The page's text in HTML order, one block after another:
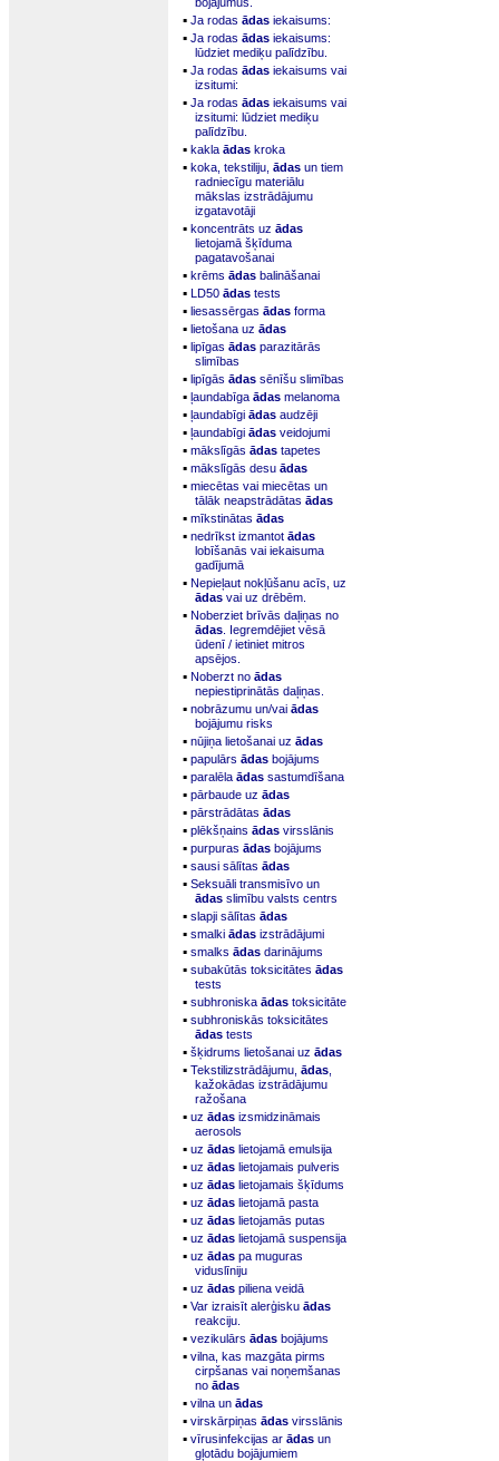
▪ Ja rodas ādas iekaisums:
▪ Ja rodas ādas iekaisums:
lūdziet mediķu palīdzību.
▪ Ja rodas ādas iekaisums vai
izsitumi:
▪ Ja rodas ādas iekaisums vai
izsitumi: lūdziet mediķu
palīdzību.
▪ kakla ādas kroka
▪ koka, tekstiliju, ādas un tiem
radniecīgu materiālu
mākslas izstrādājumu
izgatavotāji
▪ koncentrāts uz ādas
lietojamā šķīduma
pagatavošanai
▪ krēms ādas balināšanai
▪ LD50 ādas tests
▪ liesassērgas ādas forma
▪ lietošana uz ādas
▪ lipīgas ādas parazitārās
slimības
▪ lipīgās ādas sēnīšu slimības
▪ ļaundabīga ādas melanoma
▪ ļaundabīgi ādas audzēji
▪ ļaundabīgi ādas veidojumi
▪ mākslīgās ādas tapetes
▪ mākslīgās desu ādas
▪ miecētas vai miecētas un
tālāk neapstrādātas ādas
▪ mīkstinātas ādas
▪ nedrīkst izmantot ādas
lobīšanās vai iekaisuma
gadījumā
▪ Nepieļaut nokļūšanu acīs, uz
ādas vai uz drēbēm.
▪ Noberziet brīvās daļiņas no
ādas . Iegremdējiet vēsā
ūdenī / ietiniet mitros
apsējos.
▪ Noberzt no ādas
nepiestiprinātās daļiņas.
▪ nobrāzumu un/vai ādas
bojājumu risks
▪ nūjiņa lietošanai uz ādas
▪ papulārs ādas bojājums
▪ paralēla ādas sastumdīšana
▪ pārbaude uz ādas
▪ pārstrādātas ādas
▪ plēkšņains ādas virsslānis
▪ purpuras ādas bojājums
▪ sausi sālītas ādas
▪ Seksuāli transmisīvo un
ādas slimību valsts centrs
▪ slapji sālītas ādas
▪ smalki ādas izstrādājumi
▪ smalks ādas darinājums
▪ subakūtās toksicitātes ādas
tests
▪ subhroniska ādas toksicitāte
▪ subhroniskās toksicitātes
ādas tests
▪ šķidrums lietošanai uz ādas
▪ Tekstilizstrādājumu, ādas
kažokādas izstrādājumu
ražošana
▪ uz ādas izsmidzināmais
aerosols
▪ uz ādas lietojamā emulsija
▪ uz ādas lietojamais pulveris
▪ uz ādas lietojamais šķīdums
▪ uz ādas lietojamā pasta
▪ uz ādas lietojamās putas
▪ uz ādas lietojamā suspensija
▪ uz ādas pa muguras
viduslīniju
▪ uz ādas piliena veidā
▪ Var izraisīt alerģisku ādas
reakciju.
▪ vezikulārs ādas bojājums
▪ vilna, kas mazgāta pirms
cirpšanas vai noņemšanas
no ādas
▪ vilna un ādas
▪ virskārpiņas ādas virsslānis
▪ vīrusinfekcijas ar ādas un
gļotādu bojājumiem